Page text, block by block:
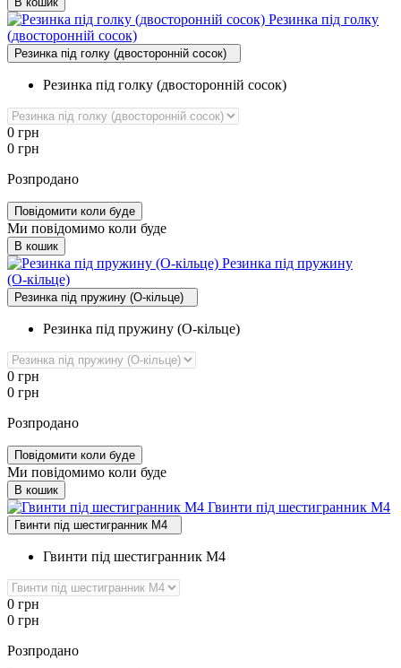
Резинка під голку
(двосторонній сосок)
Резинка під голку (двосторонній сосок)
Резинка під голку (двосторонній сосок)
0 грн
0 грн
Розпродано
Повідомити коли буде
Ми повідомимо коли буде
В кошик
Резинка під пружину
(О‑кільце)
Резинка під пружину (О-кільце)
Резинка під пружину (О-кільце)
0 грн
0 грн
Розпродано
Повідомити коли буде
Ми повідомимо коли буде
В кошик
Гвинти під шестигранник М4
Гвинти під шестигранник М4
Гвинти під шестигранник М4
0 грн
0 грн
Розпродано